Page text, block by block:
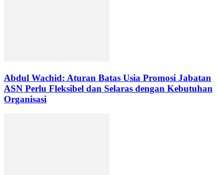
Abdul Wachid: Aturan Batas Usia Promosi Jabatan
ASN Perlu Fleksibel dan Selaras dengan Kebutuhan
Organisasi